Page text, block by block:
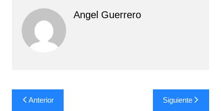
Angel Guerrero
Navegación
Anterior Siguiente